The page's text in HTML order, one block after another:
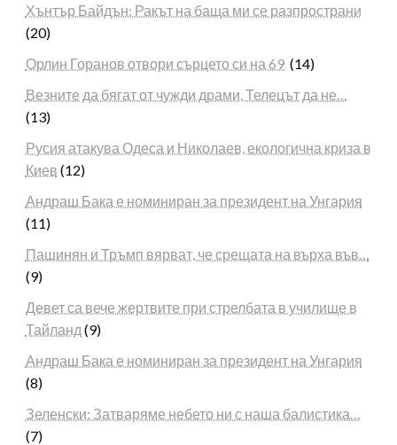
Хънтър Байдън: Ракът на баща ми се разпространи
(20)
Орлин Горанов отвори сърцето си на 69 (14)
Везните да бягат от чужди драми, Телецът да не…
(13)
Русия атакува Одеса и Николаев, екологична криза в
Киев (12)
Андраш Бака е номиниран за президент на Унгария
(11)
Пашинян и Тръмп вярват, че срещата на върха във…
(9)
Девет са вече жертвите при стрелбата в училище в
Тайланд (9)
Андраш Бака е номиниран за президент на Унгария
(8)
Зеленски: Затваряме небето ни с наша балистика…
(7)